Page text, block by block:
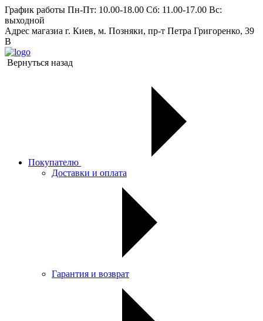
График работы Пн-Пт: 10.00-18.00 Сб: 11.00-17.00 Вс:
выходной
Адрес магазиа г. Киев, м. Позняки, пр-т Петра Григоренко, 39
В
Вернуться назад
Покупателю
Доставки и оплата
Гарантия и возврат